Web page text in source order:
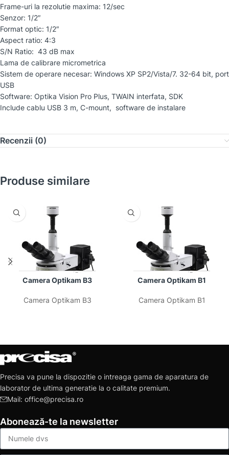
Frame-uri la rezolutie maxima: 12/sec
Senzor: 1/2″
Format optic: 1/2″
Aspect ratio: 4:3
S/N Ratio: 43 dB max
Lama de calibrare micrometrica
Sistem de operare necesar: Windows XP SP2/Vista/7. 32-64 bit, port
USB
Software: Optika Vision Pro Plus, TWAIN interfata, SDK
Include cablu USB 3 m, C-mount, software de instalare
Recenzii (0)
Produse similare
Camera Optikam B3
Camera Optikam B3
Camera Optikam B1
Camera Optikam B1
Precisa va pune la dispozitie o intreaga gama de aparatura de
laborator de ultima generatie la o calitate premium.
Mail: office@precisa.ro
Abonează-te la newsletter